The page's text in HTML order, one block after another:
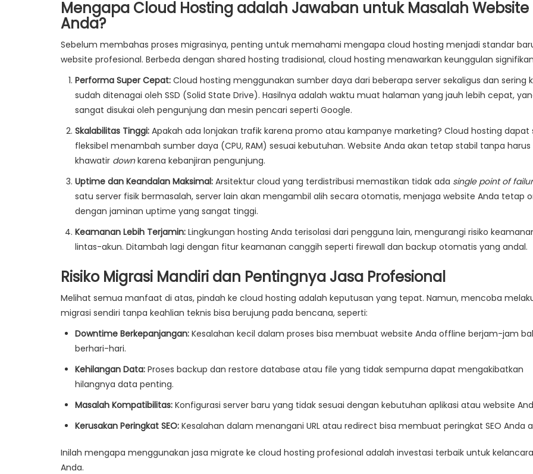
Mengapa Cloud Hosting adalah Jawaban untuk Masalah Website
Anda?
Sebelum membahas proses migrasinya, penting untuk memahami mengapa cloud hosting menjadi standar
website profesional. Berbeda dengan shared hosting tradisional, cloud hosting menawarkan keunggulan
Performa Super Cepat: Cloud hosting menggunakan sumber daya dari beberapa server sekaligus dan sering
sudah ditenagai oleh SSD (Solid State Drive). Hasilnya adalah waktu muat halaman yang jauh lebih cepat,
sangat disukai oleh pengunjung dan mesin pencari seperti Google.
Skalabilitas Tinggi: Apakah ada lonjakan trafik karena promo atau kampanye marketing? Cloud hosting dapat
fleksibel menambah sumber daya (CPU, RAM) sesuai kebutuhan. Website Anda akan tetap stabil tanpa harus
khawatir downkarena kebanjiran pengunjung.
Uptime dan Keandalan Maksimal: Arsitektur cloud yang terdistribusi memastikan tidak ada single point of
satu server fisik bermasalah, server lain akan mengambil alih secara otomatis, menjaga website Anda tetap
dengan jaminan uptime yang sangat tinggi.
Keamanan Lebih Terjamin: Lingkungan hosting Anda terisolasi dari pengguna lain, mengurangi risiko
lintas-akun. Ditambah lagi dengan fitur keamanan canggih seperti firewall dan backup otomatis yang andal.
Risiko Migrasi Mandiri dan Pentingnya Jasa Profesional
Melihat semua manfaat di atas, pindah ke cloud hosting adalah keputusan yang tepat. Namun, mencoba
migrasi sendiri tanpa keahlian teknis bisa berujung pada bencana, seperti:
Downtime Berkepanjangan: Kesalahan kecil dalam proses bisa membuat website Anda offline berjam-jam
berhari-hari.
Kehilangan Data: Proses backup dan restore database atau file yang tidak sempurna dapat mengakibatkan
hilangnya data penting.
Masalah Kompatibilitas: Konfigurasi server baru yang tidak sesuai dengan kebutuhan aplikasi atau website
Kerusakan Peringkat SEO: Kesalahan dalam menangani URL atau redirect bisa membuat peringkat SEO Anda
Inilah mengapa menggunakan jasa migrate ke cloud hosting profesional adalah investasi terbaik untuk
Anda.